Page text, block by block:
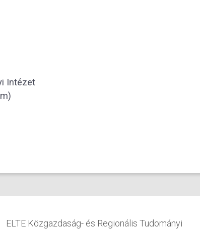
Intézet
ELTE Közgazdaság- és Regionális Tudományi